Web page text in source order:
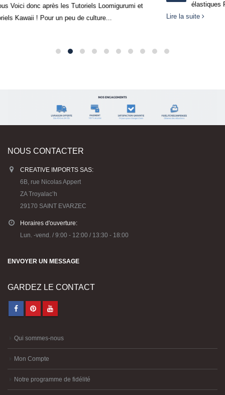
élastiques Rainbow Loom. Il peut aussi sur porter en...
Lire la suite
6B, rue Nicolas Appert
ZA Troyalac’h
29170 SAINT EVARZEC
Horaires d'ouverture:
Lun. -vend. / 9:00 - 12:00 / 13:30 - 18:00